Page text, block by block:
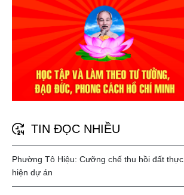
TIN ĐỌC NHIỀU
Phường Tô Hiệu: Cưỡng chế thu hồi đất thực
hiện dự án